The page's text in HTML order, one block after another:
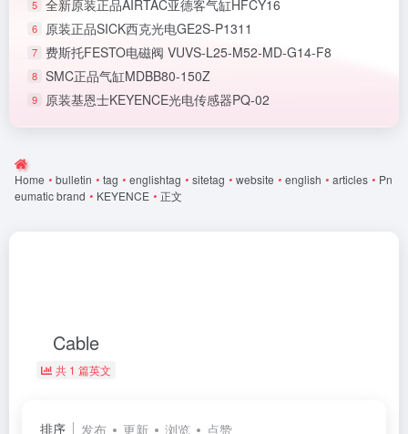
5 全新原装正品AIRTAC亚德客气缸HFCY16
6 原装正品SICK西克光电GE2S-P1311
7 费斯托FESTO电磁阀 VUVS-L25-M52-MD-G14-F8
8 SMC正品气缸MDBB80-150Z
9 原装基恩士KEYENCE光电传感器PQ-02
Home • bulletin • tag • englishtag • sitetag • website • english • articles • Pn
eumatic brand • KEYENCE • 正文
Cable
共 1 篇英文
排序 发布 更新 浏览 点赞